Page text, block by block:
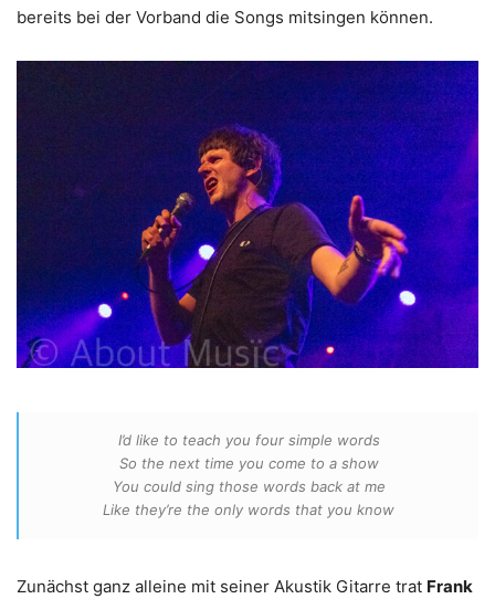
bereits bei der Vorband die Songs mitsingen können.
I’d like to teach you four simple words
So the next time you come to a show
You could sing those words back at me
Like they’re the only words that you know
Zunächst ganz alleine mit seiner Akustik Gitarre trat Frank